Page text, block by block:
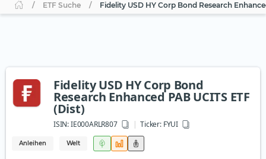
ETF Suche Fidelity USD HY Corp Bond Research
Fidelity USD HY Corp Bond
Research Enhanced PAB UCITS ETF
(Dist)
ISIN:IE000ARLR807 Ticker:FYUI
Anleihen Welt